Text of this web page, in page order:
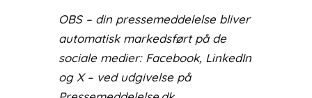
OBS – din pressemeddelelse bliver
automatisk markedsført på de
sociale medier: Facebook, LinkedIn
og X – ved udgivelse på